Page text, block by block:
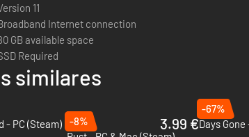
que muerde
sobre sistemas de supervivencia interconectados y
de supervivencia, metabolismo y cansancio se ven
ahí fuera. Antiguos concursantes reanimados
11
Internet connection
GB available space
Required
similares
- PC (Steam)
3.99 €
-67%
Days
-8%